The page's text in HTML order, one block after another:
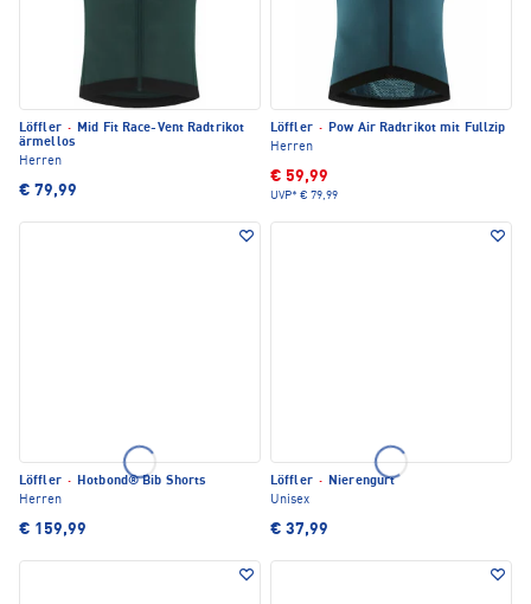
Löffler · Mid Fit Race-Vent Radtrikot
ärmellos
Herren
€ 79,99
Löffler · Pow Air Radtrikot mit Fullzip
Herren
€ 59,99
UVP* € 79,99
Löffler · Hotbond® Bib Shorts
Herren
€ 159,99
Löffler · Nierengurt
Unisex
€ 37,99